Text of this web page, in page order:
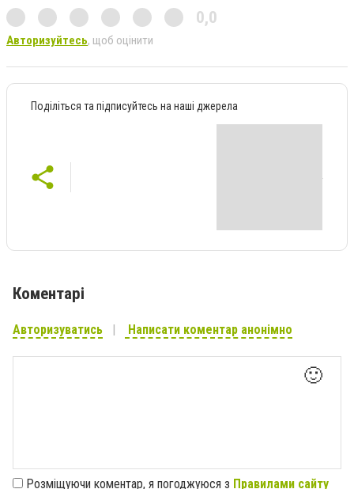
0,0
Авторизуйтесь, щоб оцінити
Поділіться та підписуйтесь на наші джерела
Коментарі
Авторизуватись Написати коментар анонімно
🙂
Розміщуючи коментар, я погоджуюся з Правилами сайту